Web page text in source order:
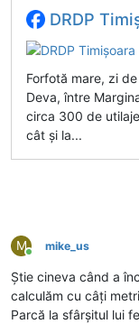
DRDP
Forfotă mare, zi
Deva, între
circa 300 de
cât și la...
M
Conectat
mike_us
Știe cineva când a
calculăm cu câți
Parcă la sfârșitul lui